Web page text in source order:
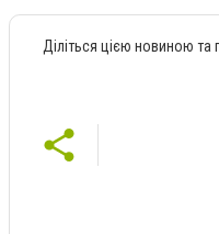
Діліться цією новиною та